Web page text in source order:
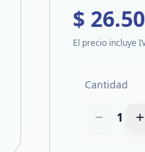
$
El precio incluye
Cantidad
1